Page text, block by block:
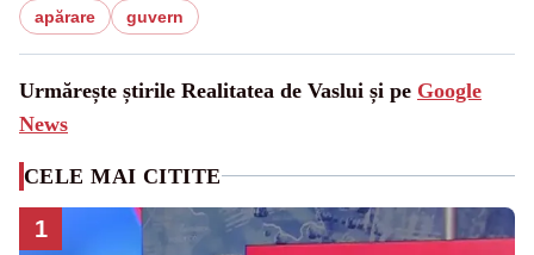
apărare guvern
Urmărește știrile Realitatea de Vaslui și pe Google
News
CELE MAI CITITE
1